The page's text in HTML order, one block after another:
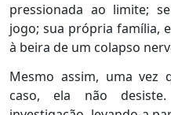
pressionada ao limite;
jogo; sua própria família,
à beira de um colapso
Mesmo assim, uma vez
caso, ela não